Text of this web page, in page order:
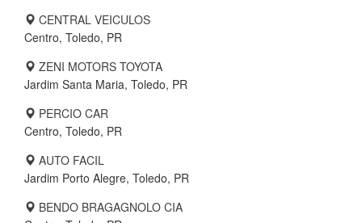
CENTRAL VEICULOS
Centro, Toledo, PR
ZENI MOTORS TOYOTA
Jardim Santa Maria, Toledo, PR
PERCIO CAR
Centro, Toledo, PR
AUTO FACIL
Jardim Porto Alegre, Toledo, PR
BENDO BRAGAGNOLO CIA